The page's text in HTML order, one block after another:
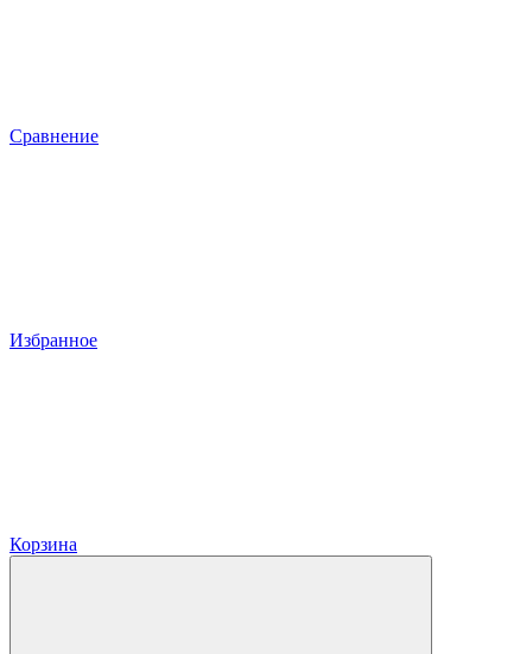
Сравнение
Избранное
Корзина